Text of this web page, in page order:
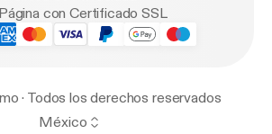
Página con Certificado SSL
· Todos los derechos reservados
México